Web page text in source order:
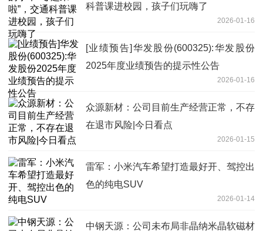
科普课进校园，孩子们玩嗨了
2026-01-16
[业绩预告]华发股份(600325):华发股份
2025年度业绩预告的提示性公告
2026-01-16
众源新材：公司目前生产经营正常，不存
在退市风险|今日看点
2026-01-15
雷军：小米汽车希望打造最好开、驾控出
色的纯电SUV
2026-01-14
中钢天源：公司未布局非晶纳米晶软磁材